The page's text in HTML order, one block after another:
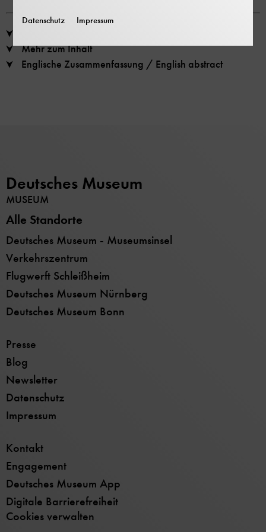
Mehr zum Inhalt
Englische Zusammenfassung / English abstract
Deutsches Museum
MUSEUM
Alle Standorte
Deutsches Museum - Museumsinsel
Verkehrszentrum
Flugwerft Schleißheim
Deutsches Museum Nürnberg
Deutsches Museum Bonn
Presse
Blog
Newsletter
Datenschutz
Impressum
Kontakt
Engagement
Deutsches Museum App
Digitale Barrierefreiheit
Cookies verwalten
Datenschutz Impressum